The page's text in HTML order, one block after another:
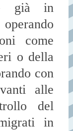
già in
come
o della
con
alle
del
in